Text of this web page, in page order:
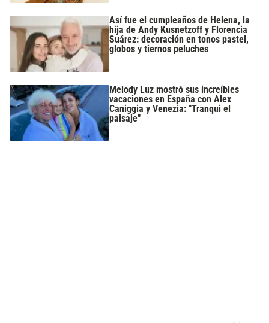
Así fue el cumpleaños de Helena, la
hija de Andy Kusnetzoff y Florencia
Suárez: decoración en tonos pastel,
globos y tiernos peluches
Melody Luz mostró sus increíbles
vacaciones en España con Alex
Caniggia y Venezia: "Tranqui el
paisaje"